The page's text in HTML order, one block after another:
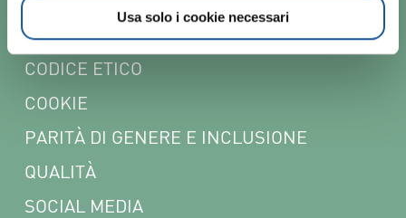
Usa solo i cookie necessari
POLICY
CODICE ETICO
COOKIE
PARITÀ DI GENERE E INCLUSIONE
QUALITÀ
SOCIAL MEDIA